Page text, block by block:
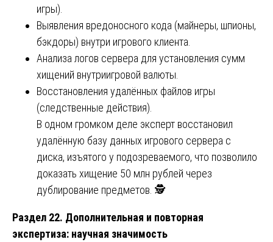
игры).
Выявления вредоносного кода (майнеры, шпионы,
бэкдоры) внутри игрового клиента.
Анализа логов сервера для установления сумм
хищений внутриигровой валюты.
Восстановления удалённых файлов игры
(следственные действия).
В одном громком деле эксперт восстановил
удалённую базу данных игрового сервера с
диска, изъятого у подозреваемого, что позволило
доказать хищение 50 млн рублей через
дублирование предметов. 🕵️
Раздел 22. Дополнительная и повторная
экспертиза: научная значимость